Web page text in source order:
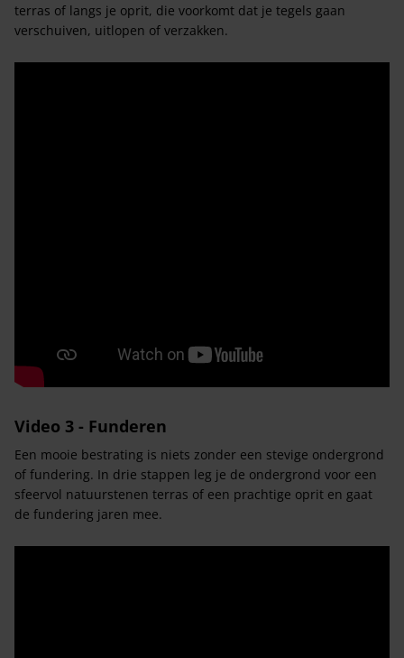
terras of langs je oprit, die voorkomt dat je tegels gaan
verschuiven, uitlopen of verzakken.
Video 3 - Funderen
Een mooie bestrating is niets zonder een stevige ondergrond
of fundering. In drie stappen leg je de ondergrond voor een
sfeervol natuurstenen terras of een prachtige oprit en gaat
de fundering jaren mee.